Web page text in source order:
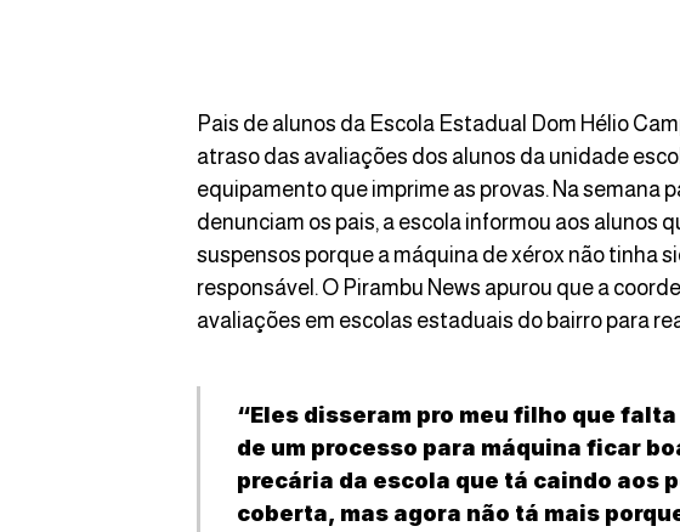
Pais de alunos da Escola Estadual Dom Hélio
atraso das avaliações dos alunos da unidade
equipamento que imprime as provas. Na semana
denunciam os pais, a escola informou aos alunos
suspensos porque a máquina de xérox não tinha
responsável. O Pirambu News apurou que a
avaliações em escolas estaduais do bairro para
“Eles disseram pro meu filho que
de um processo para máquina ficar
precária da escola que tá caindo aos
coberta, mas agora não tá mais